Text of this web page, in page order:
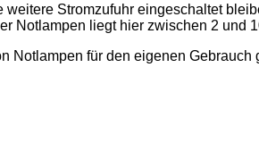
Stromzufuhr eingeschaltet
Notlampen liegt hier zwischen 2 und
Notlampen für den eigenen Gebrauch